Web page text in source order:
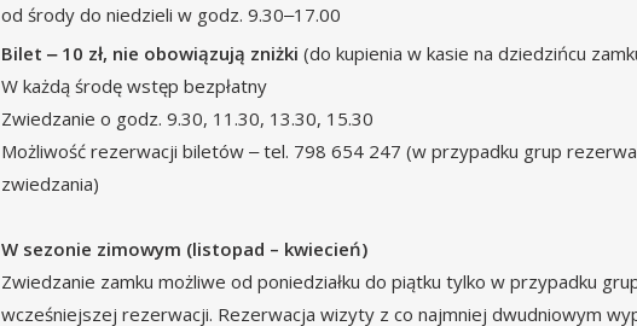
od środy do niedzieli w godz. 9.30‒17.00
Bilet ‒ 10 zł, nie obowiązują zniżki (do kupienia w kasie na dziedzińcu
W każdą środę wstęp bezpłatny
Zwiedzanie o godz. 9.30, 11.30, 13.30, 15.30
Możliwość rezerwacji biletów ‒ tel. 798 654 247 (w przypadku grup
zwiedzania)
W sezonie zimowym (listopad – kwiecień)
Zwiedzanie zamku możliwe od poniedziałku do piątku tylko w przypadku
wcześniejszej rezerwacji. Rezerwacja wizyty z co najmniej dwudniowym